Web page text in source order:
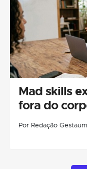
Mad skills
fora do
Por Redação